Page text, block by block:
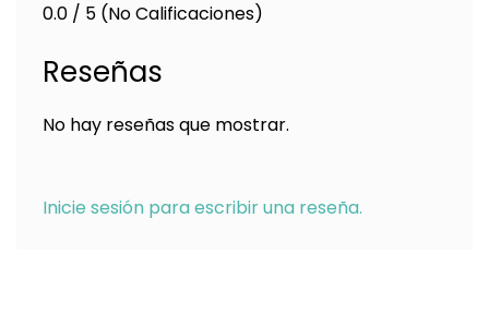
0.0 / 5 (No Calificaciones)
Reseñas
No hay reseñas que mostrar.
Inicie sesión para escribir una reseña.